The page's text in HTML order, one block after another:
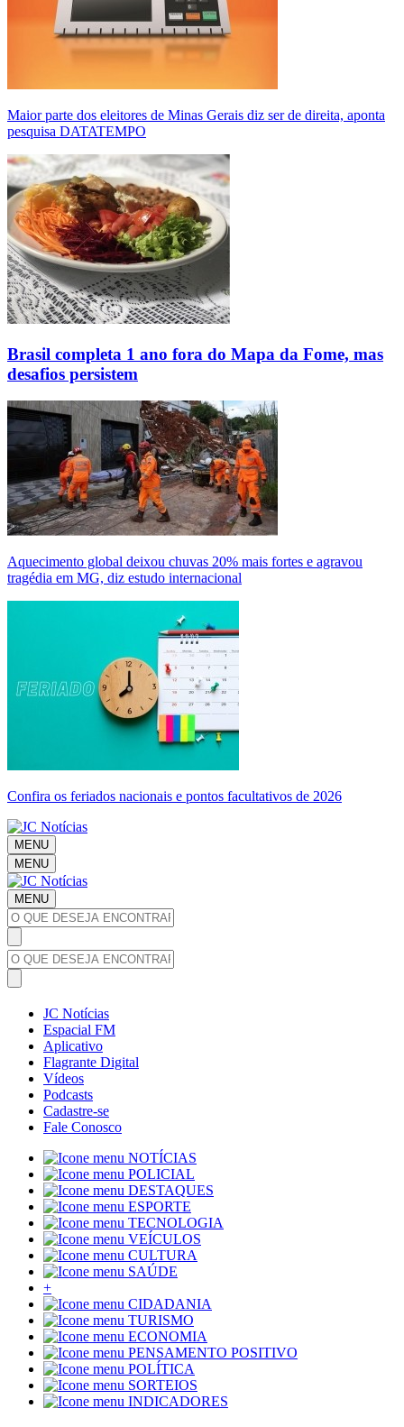
Maior parte dos eleitores de Minas Gerais diz ser de direita, aponta
pesquisa DATATEMPO
Brasil completa 1 ano fora do Mapa da Fome, mas
desafios persistem
Aquecimento global deixou chuvas 20% mais fortes e agravou
tragédia em MG, diz estudo internacional
Confira os feriados nacionais e pontos facultativos de 2026
MENU
MENU
MENU
JC Notícias
Espacial FM
Aplicativo
Flagrante Digital
Vídeos
Podcasts
Cadastre-se
Fale Conosco
NOTÍCIAS
POLICIAL
DESTAQUES
ESPORTE
TECNOLOGIA
VEÍCULOS
CULTURA
SAÚDE
+
CIDADANIA
TURISMO
ECONOMIA
PENSAMENTO POSITIVO
POLÍTICA
SORTEIOS
INDICADORES